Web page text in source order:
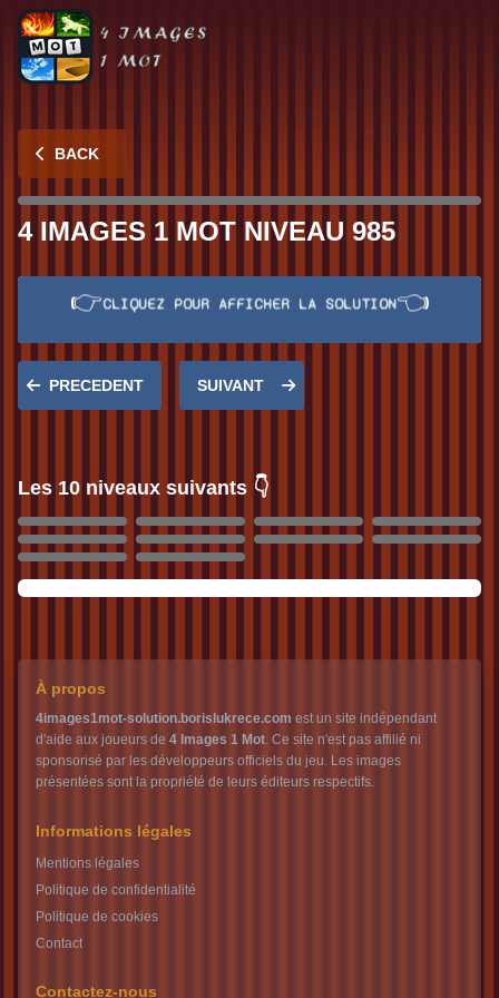
BACK
4 IMAGES 1 MOT NIVEAU 985
Réponse:MOLLET
👉CLIQUEZ POUR AFFICHER LA SOLUTION👈
PRECEDENT SUIVANT
Les 10 niveaux suivants 👇
990
991 992
993
994
995
À propos
4images1mot-solution.borislukrece.com est un site indépendant
d'aide aux joueurs de 4 Images 1 Mot. Ce site n'est pas affilié ni
sponsorisé par les développeurs officiels du jeu. Les images
présentées sont la propriété de leurs éditeurs respectifs.
Informations légales
Mentions légales
Politique de confidentialité
Politique de cookies
Contact
Contactez-nous